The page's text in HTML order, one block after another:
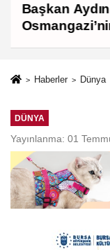
Başkan Aydın
Haberler Dünya
DÜNYA
Yayınlanma: 01